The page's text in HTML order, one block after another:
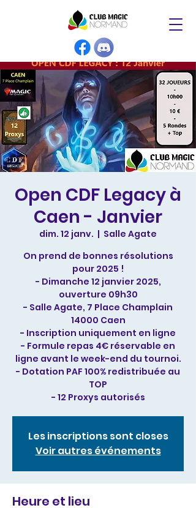
Open CDF Legacy à
Caen - Janvier
dim. 12 janv.
  |
Salle Agate
On prend de bonnes résolutions
pour 2025 !
- Dimanche 12 janvier 2025,
ouverture 09h30
- Salle Agate, 7 Place Champlain
14000 Caen
- Inscription uniquement en ligne
- Formule repas 4€ réservable en
ligne avant le week-end du tournoi.
- Dotation PAF 100% redistribuée au
TOP
- 12 Proxys autorisés
Les inscriptions sont closes
Voir autres événements
Heure et lieu